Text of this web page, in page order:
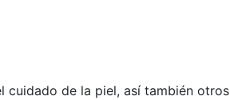
cuidado de la piel, así también otros